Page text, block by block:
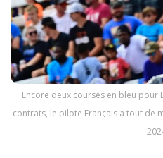
Encore deux courses en bleu pour
contrats, le pilote Français a tout de